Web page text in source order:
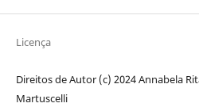
Licença
Direitos de Autor (c) 2024 Annabela
Martuscelli